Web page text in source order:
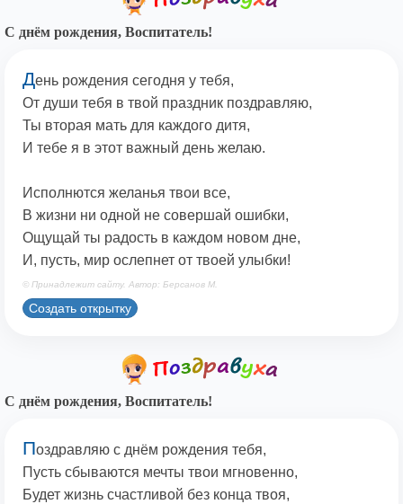
С днём рождения, Воспитатель!
День рождения сегодня у тебя,
От души тебя в твой праздник поздравляю,
Ты вторая мать для каждого дитя,
И тебе я в этот важный день желаю.
Исполнются желанья твои все,
В жизни ни одной не совершай ошибки,
Ощущай ты радость в каждом новом дне,
И, пусть, мир ослепнет от твоей улыбки!
© Принадлежит сайту. Автор: Берсанов М.
Создать открытку
С днём рождения, Воспитатель!
Поздравляю с днём рождения тебя,
Пусть сбываются мечты твои мгновенно,
Будет жизнь счастливой без конца твоя,